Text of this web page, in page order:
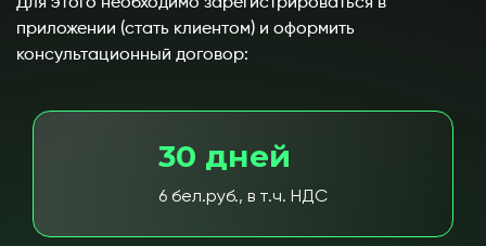
приложении (стать клиентом) и оформить
консультационный договор:
30 дней
6 бел.руб., в т.ч. НДС